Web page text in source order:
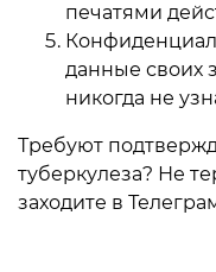
печатями
данные своих
никогда не
Требуют
туберкулеза? Не
заходите в